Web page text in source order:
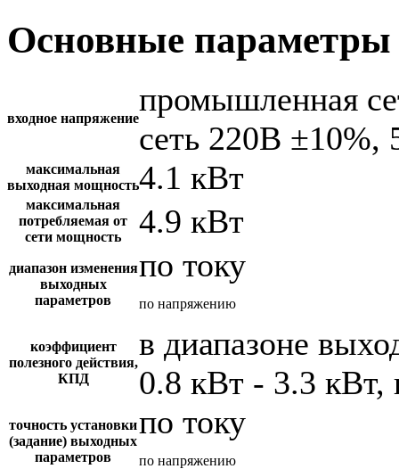
Основные параметры
входное напряжение
промышленная
сеть 220В ±10%,
максимальная
выходная мощность4.1 кВт
максимальная
потребляемая от
сети мощность
4.9 кВт
диапазон изменения
выходных
параметров
по току
по напряжению
коэффициент
полезного действия,
КПД
в диапазоне
0.8 кВт - 3.3 кВт,
точность установки
(задание) выходных
параметров
по току
по напряжению